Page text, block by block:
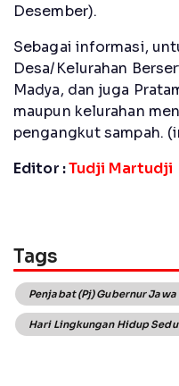
Desember).
Sebagai informasi,
Desa/Kelurahan
Madya, dan juga
maupun kelurahan
pengangkut sampah.
Editor :Tudji Martudji
Tags
Penjabat (Pj) Gubernur
Hari Lingkungan Hidup